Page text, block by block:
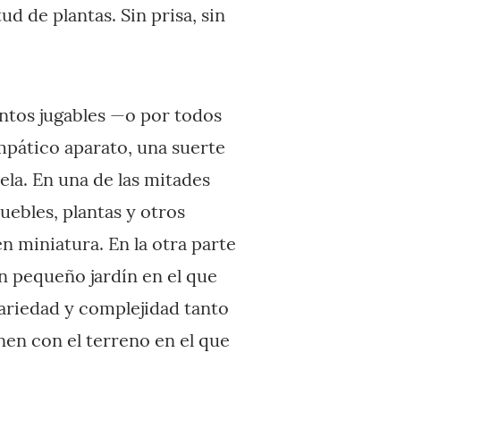
de plantas. Sin prisa, sin
jugables —o por todos
aparato, una suerte
En una de las mitades
plantas y otros
miniatura. En la otra parte
pequeño jardín en el que
y complejidad tanto
con el terreno en el que